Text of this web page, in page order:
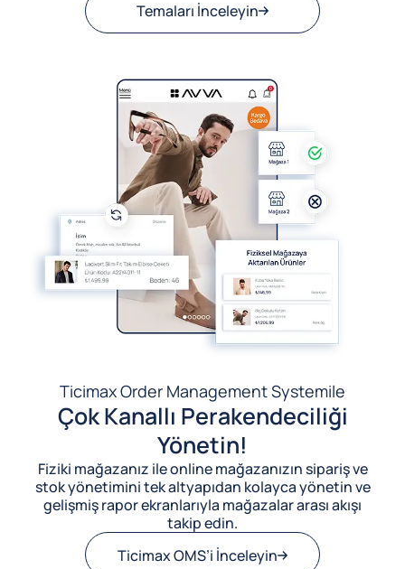
Temaları İnceleyin
Ticimax Order Management Systemile
Çok Kanallı Perakendeciliği
Yönetin!
Fiziki mağazanız ile online mağazanızın sipariş ve
stok yönetimini tek altyapıdan kolayca yönetin ve
gelişmiş rapor ekranlarıyla mağazalar arası akışı
takip edin.
Ticimax OMS’i İnceleyin